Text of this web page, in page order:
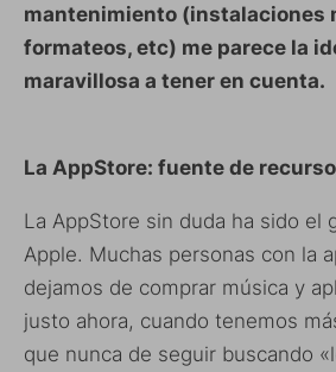
mantenimiento (instalaciones
formateos, etc) me parece la
maravillosa a tener en cuenta.
La AppStore: fuente de
La AppStore sin duda ha sido el
Apple. Muchas personas con la
dejamos de comprar música y
justo ahora, cuando tenemos
que nunca de seguir buscando